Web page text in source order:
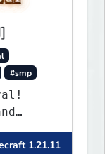
#smp
1.21.11